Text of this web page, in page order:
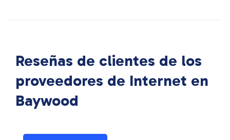
Reseñas de clientes de los
proveedores de Internet en
Baywood